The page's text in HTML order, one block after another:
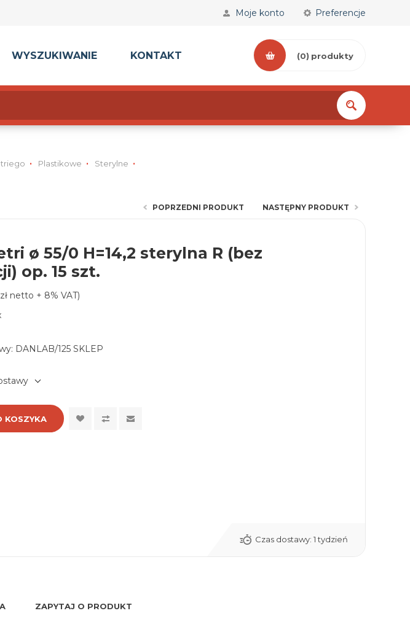
Preferencje
Moje konto
WYSZUKIWANIE KONTAKT (0) produkty
Plastikowe
Sterylne
POPRZEDNI PRODUKT NASTĘPNY PRODUKT
ø 55/0 H=14,2 sterylna R (bez
op. 15 szt.
netto + 8% VAT)
DANLAB/125 SKLEP
KOSZYKA
Czas dostawy: 1 tydzień
ZAPYTAJ O PRODUKT